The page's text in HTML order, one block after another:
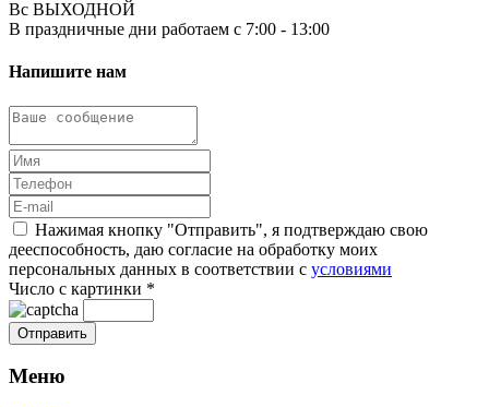
Вс ВЫХОДНОЙ
В праздничные дни работаем с 7:00 - 13:00
Напишите нам
Нажимая кнопку "Отправить", я подтверждаю свою
дееспособность, даю согласие на обработку моих
персональных данных в соответствии с условиями
Число с картинки *
Меню